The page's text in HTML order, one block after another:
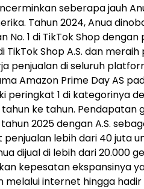
seberapa jauh
Tahun 2024, Anua
No. 1 di TikTok Shop
TikTok Shop A.S. dan
penjualan di seluruh
Amazon Prime Day AS
peringkat 1 di kategorinya
tahun ke tahun. Pendapatan
2025 dengan A.S.
lebih dari 40 juta
dijual di lebih dari 20.000
kepesatan ekspansinya
melalui internet hingga hadir